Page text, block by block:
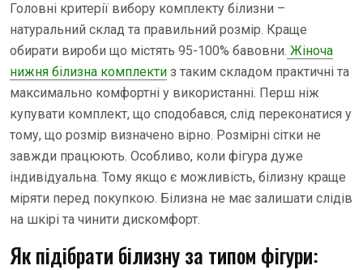
Головні критерії вибору комплекту білизни –
натуральний склад та правильний розмір. Краще
обирати вироби що містять 95-100% бавовни. Жіноча
нижня білизна комплекти з таким складом практичні та
максимально комфортні у використанні. Перш ніж
купувати комплект, що сподобався, слід переконатися у
тому, що розмір визначено вірно. Розмірні сітки не
завжди працюють. Особливо, коли фігура дуже
індивідуальна. Тому якщо є можливість, білизну краще
міряти перед покупкою. Білизна не має залишати слідів
на шкірі та чинити дискомфорт.
Як підібрати білизну за типом фігури: